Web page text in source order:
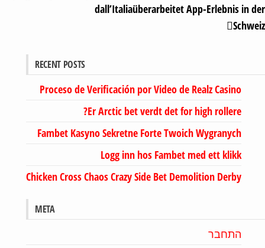
dall’Italiaüberarbeitet App-Erlebnis in
RECENT POSTS
Proceso de Verificación por Video de Realz Casino
Er Arctic bet verdt det for high rollere?
Fambet Kasyno Sekretne Forte Twoich Wygranych
Logg inn hos Fambet med ett klikk
Chicken Cross Chaos Crazy Side Bet Demolition Derby
META
התחבר